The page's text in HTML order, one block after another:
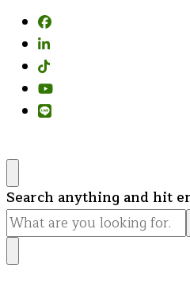
Looking
for
Something?
Search anything and hit